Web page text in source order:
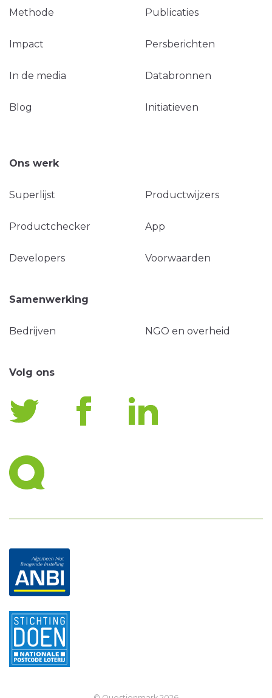
Methode Publicaties
Impact Persberichten
In de media Databronnen
Blog Initiatieven
Ons werk
Superlijst Productwijzers
Productchecker App
Developers Voorwaarden
Samenwerking
Bedrijven NGO en overheid
Volg ons